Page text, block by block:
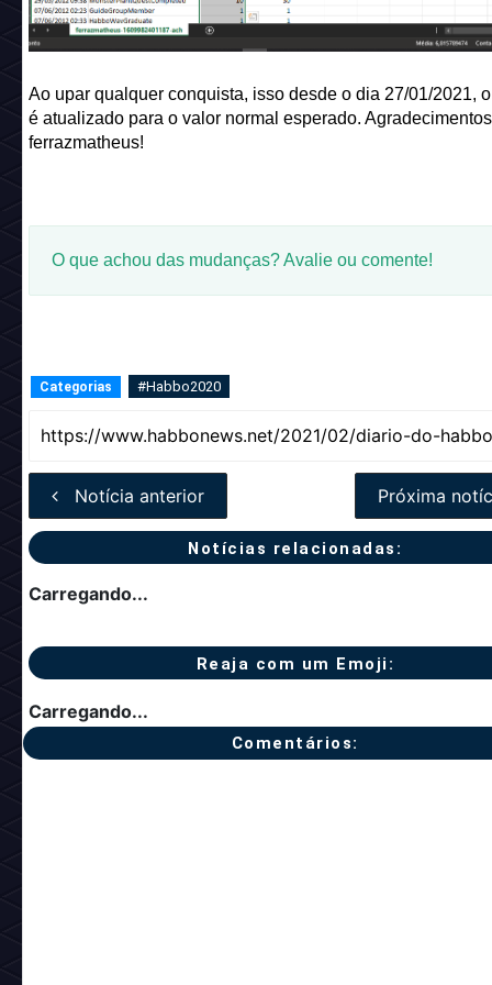
Ao upar qualquer conquista, isso desde o dia 27/01/2021,
é atualizado para o valor normal esperado.
ferrazmatheus!
O que achou das mudanças? Avalie ou comente!
Categorias #Habbo2020
Notícia anterior Próxima
Notícias relacionadas:
Carregando...
Reaja com um Emoji:
Carregando...
Comentários: